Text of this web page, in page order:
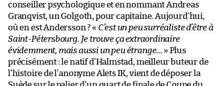
conseiller psychologique et en nommant Andreas
Granqvist, un Golgoth, pour capitaine. Aujourd’hui,
où en est Andersson ? « C’est un peu surréaliste d’être à
Saint-Pétersbourg. Je trouve ça extraordinaire
évidemment, mais aussi un peu étrange… » Plus
précisément : le natif d’Halmstad, meilleur buteur de
l’histoire de l’anonyme Alets IK, vient de déposer la